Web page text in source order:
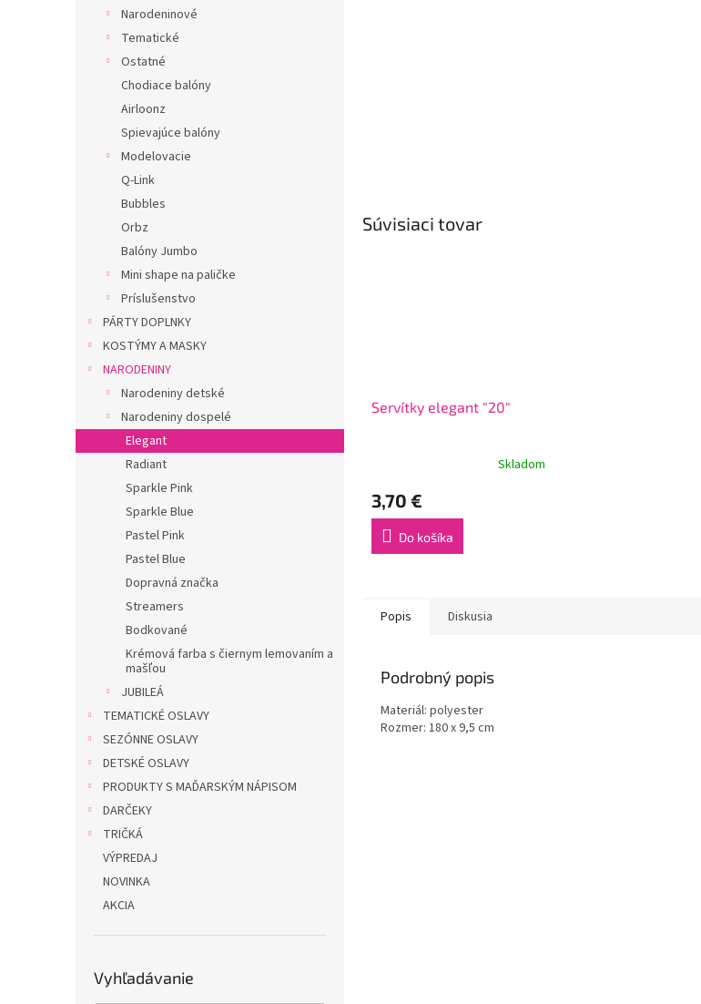
Narodeninové
Tematické
Ostatné
Chodiace balóny
Airloonz
Spievajúce balóny
Modelovacie
Q-Link
Bubbles
Orbz
Balóny Jumbo
Mini shape na paličke
Príslušenstvo
PÁRTY DOPLNKY
KOSTÝMY A MASKY
NARODENINY
Narodeniny detské
Narodeniny dospelé
Elegant
Radiant
Sparkle Pink
Sparkle Blue
Pastel Pink
Pastel Blue
Dopravná značka
Streamers
Bodkované
Krémová farba s čiernym lemovaním a
mašľou
JUBILEÁ
TEMATICKÉ OSLAVY
SEZÓNNE OSLAVY
DETSKÉ OSLAVY
PRODUKTY S MAĎARSKÝM NÁPISOM
DARČEKY
TRIČKÁ
VÝPREDAJ
NOVINKA
AKCIA
Vyhľadávanie
Súvisiaci tovar
Servítky elegant "20"
Skladom
3,70 €
Do košíka
Popis Diskusia
Podrobný popis
Materiál: polyester
Rozmer: 180 x 9,5 cm